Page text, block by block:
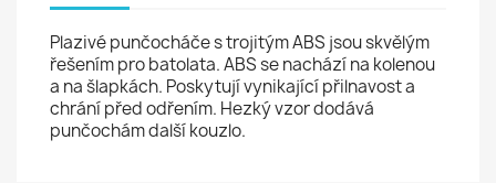
Plazivé punčocháče s trojitým ABS jsou skvělým
řešením pro batolata. ABS se nachází na kolenou
a na šlapkách. Poskytují vynikající přilnavost a
chrání před odřením. Hezký vzor dodává
punčochám další kouzlo.